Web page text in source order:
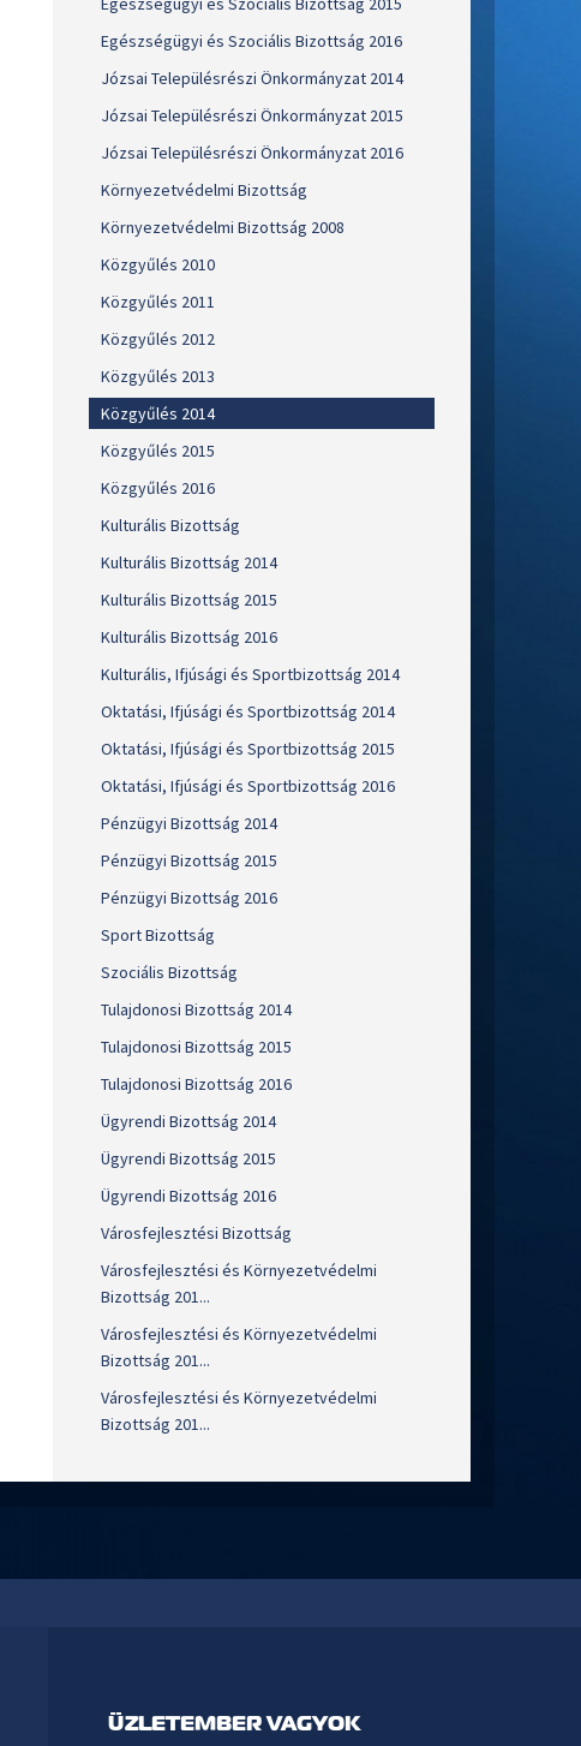
Egészségügyi és Szociális Bizottság 2016
Józsai Településrészi Önkormányzat 2014
Józsai Településrészi Önkormányzat 2015
Józsai Településrészi Önkormányzat 2016
Környezetvédelmi Bizottság
Környezetvédelmi Bizottság 2008
Közgyűlés 2010
Közgyűlés 2011
Közgyűlés 2012
Közgyűlés 2013
Közgyűlés 2014
Közgyűlés 2015
Közgyűlés 2016
Kulturális Bizottság
Kulturális Bizottság 2014
Kulturális Bizottság 2015
Kulturális Bizottság 2016
Kulturális, Ifjúsági és Sportbizottság 2014
Oktatási, Ifjúsági és Sportbizottság 2014
Oktatási, Ifjúsági és Sportbizottság 2015
Oktatási, Ifjúsági és Sportbizottság 2016
Pénzügyi Bizottság 2014
Pénzügyi Bizottság 2015
Pénzügyi Bizottság 2016
Sport Bizottság
Szociális Bizottság
Tulajdonosi Bizottság 2014
Tulajdonosi Bizottság 2015
Tulajdonosi Bizottság 2016
Ügyrendi Bizottság 2014
Ügyrendi Bizottság 2015
Ügyrendi Bizottság 2016
Városfejlesztési Bizottság
Városfejlesztési és Környezetvédelmi
Bizottság 201...
Városfejlesztési és Környezetvédelmi
Bizottság 201...
Városfejlesztési és Környezetvédelmi
Bizottság 201...
ÜZLETEMBER VAGYOK